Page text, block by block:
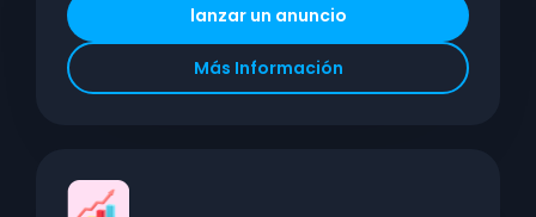
lanzar un anuncio
Más Información